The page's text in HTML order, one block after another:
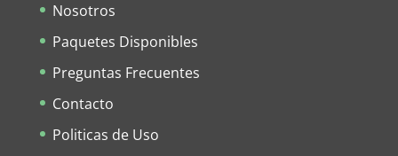
Nosotros
Paquetes Disponibles
Preguntas Frecuentes
Contacto
Politicas de Uso